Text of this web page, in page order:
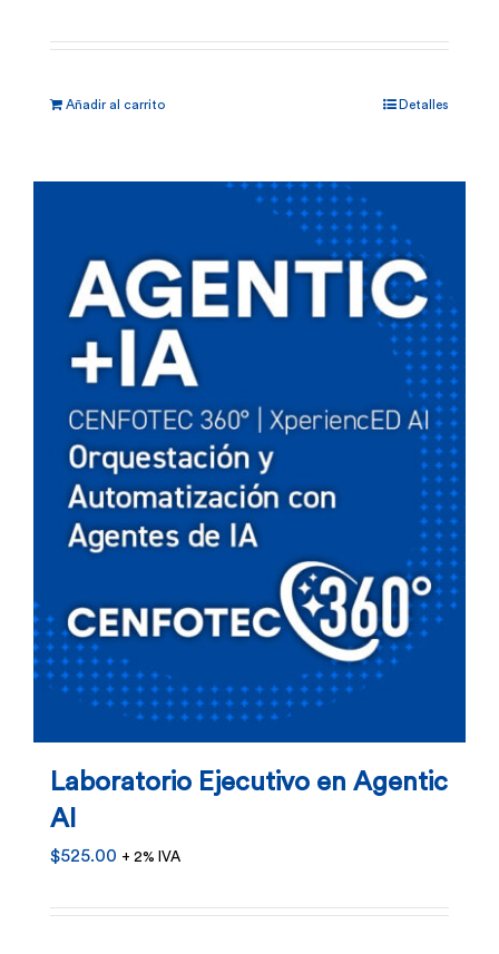
Añadir al carrito Detalles
Laboratorio Ejecutivo en Agentic
AI
$525.00 + 2% IVA